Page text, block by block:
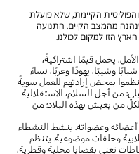
הקיימת, שלא פועלת
מהמצב הקיים. התנועה
הזו למקום לכולנו.
يحمل قيمًا اشتراكيةً،
وشيبًا، يهودًا وعربًا، نساءً
بمحض إرادتهم للعمل سويةً
من أجل السلام، الاستقلالية
من يعيش بهذه البلاد؛ من
وعضواته. ينشط النشطاء
وحلقات موضوعية. يتنظم
تعنى بقضايا محلية وقطرية،